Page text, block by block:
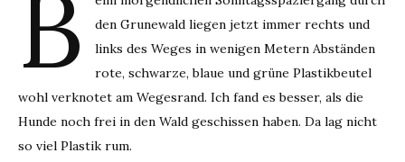
B
den Grunewald liegen jetzt immer rechts und
links des Weges in wenigen Metern Abständen
rote, schwarze, blaue und grüne Plastikbeutel
wohl verknotet am Wegesrand. Ich fand es besser, als die
Hunde noch frei in den Wald geschissen haben. Da lag nicht
so viel Plastik rum.